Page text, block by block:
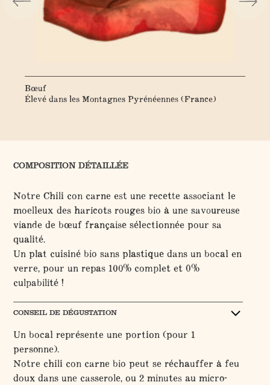
Bœuf
Élevé dans les Montagnes Pyrénéennes (France)
COMPOSITION DÉTAILLÉE
Notre Chili con carne est une recette associant le
moelleux des haricots rouges bio à une savoureuse
viande de bœuf française sélectionnée pour sa
qualité.
Un plat cuisiné bio sans plastique dans un bocal en
verre, pour un repas 100% complet et 0%
culpabilité !
CONSEIL DE DÉGUSTATION
Un bocal représente une portion (pour 1
personne).
Notre chili con carne bio peut se réchauffer à feu
doux dans une casserole, ou 2 minutes au micro-